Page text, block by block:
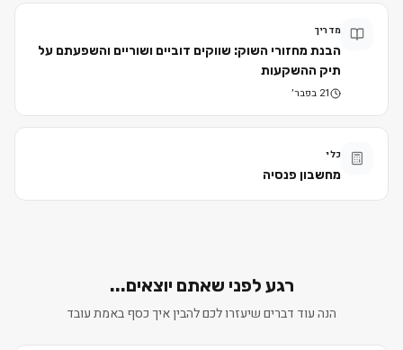
מדריך
הבנת מחזורי השוק: שווקים דוביים ושוריים והשפעתם על
תיק ההשקעות
21 בפבר׳
כלי
מחשבון פנסיה
רגע לפני שאתם יוצאים...
הנה עוד דברים שיעזרו לכם להבין איך כסף באמת עובד